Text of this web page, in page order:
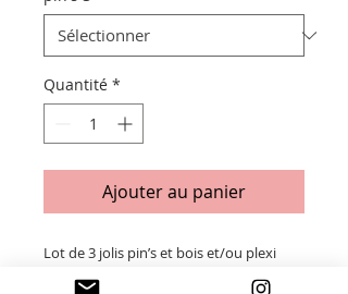
Quantité *
Ajouter au panier
Lot de 3 jolis pin’s et bois et/ou plexi
(motifs au choix) ❤️